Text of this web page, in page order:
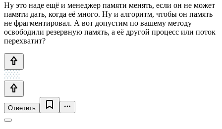
Ну это наде ещё и менеджер памяти менять, если он не может
памяти дать, когда её много. Ну и алгоритм, чтобы он память
не фрагментировал. А вот допустим по вашему методу
освободили резервную память, а её другой процесс или поток
перехватит?
Ответить